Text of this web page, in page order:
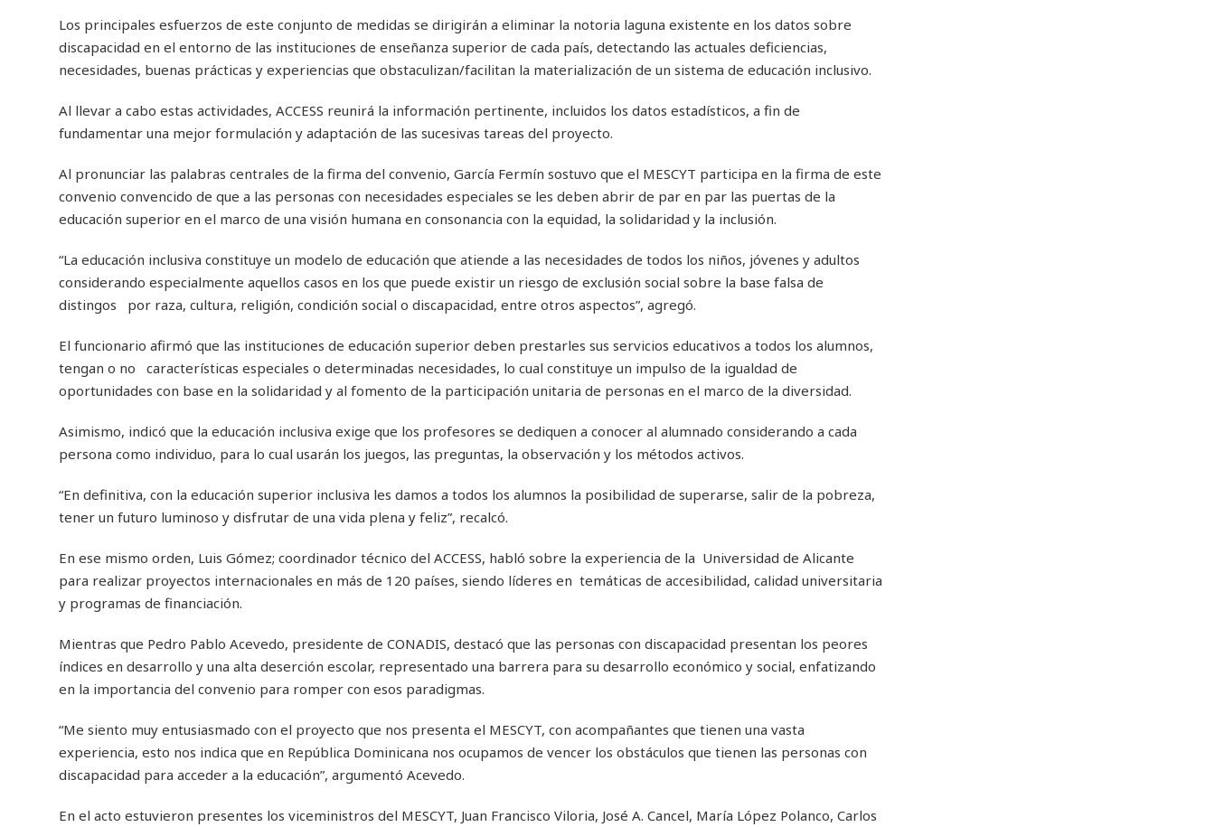
Los principales esfuerzos de este conjunto de medidas se dirigirán a eliminar la notoria laguna existente en los datos sobre
discapacidad en el entorno de las instituciones de enseñanza superior de cada país, detectando las actuales deficiencias,
necesidades, buenas prácticas y experiencias que obstaculizan/facilitan la materialización de un sistema de educación inclusivo.
Al llevar a cabo estas actividades, ACCESS reunirá la información pertinente, incluidos los datos estadísticos, a fin de
fundamentar una mejor formulación y adaptación de las sucesivas tareas del proyecto.
Al pronunciar las palabras centrales de la firma del convenio, García Fermín sostuvo que el MESCYT participa en la firma de este
convenio convencido de que a las personas con necesidades especiales se les deben abrir de par en par las puertas de la
educación superior en el marco de una visión humana en consonancia con la equidad, la solidaridad y la inclusión.
“La educación inclusiva constituye un modelo de educación que atiende a las necesidades de todos los niños, jóvenes y adultos
considerando especialmente aquellos casos en los que puede existir un riesgo de exclusión social sobre la base falsa de
distingos por raza, cultura, religión, condición social o discapacidad, entre otros aspectos”, agregó.
El funcionario afirmó que las instituciones de educación superior deben prestarles sus servicios educativos a todos los alumnos,
tengan o no características especiales o determinadas necesidades, lo cual constituye un impulso de la igualdad de
oportunidades con base en la solidaridad y al fomento de la participación unitaria de personas en el marco de la diversidad.
Asimismo, indicó que la educación inclusiva exige que los profesores se dediquen a conocer al alumnado considerando a cada
persona como individuo, para lo cual usarán los juegos, las preguntas, la observación y los métodos activos.
“En definitiva, con la educación superior inclusiva les damos a todos los alumnos la posibilidad de superarse, salir de la pobreza,
tener un futuro luminoso y disfrutar de una vida plena y feliz”, recalcó.
En ese mismo orden, Luis Gómez; coordinador técnico del ACCESS, habló sobre la experiencia de la Universidad de Alicante
para realizar proyectos internacionales en más de 120 países, siendo líderes en temáticas de accesibilidad, calidad universitaria
y programas de financiación.
Mientras que Pedro Pablo Acevedo, presidente de CONADIS, destacó que las personas con discapacidad presentan los peores
índices en desarrollo y una alta deserción escolar, representado una barrera para su desarrollo económico y social, enfatizando
en la importancia del convenio para romper con esos paradigmas.
“Me siento muy entusiasmado con el proyecto que nos presenta el MESCYT, con acompañantes que tienen una vasta
experiencia, esto nos indica que en República Dominicana nos ocupamos de vencer los obstáculos que tienen las personas con
discapacidad para acceder a la educación”, argumentó Acevedo.
En el acto estuvieron presentes los viceministros del MESCYT, Juan Francisco Viloria, José A. Cancel, María López Polanco, Carlos